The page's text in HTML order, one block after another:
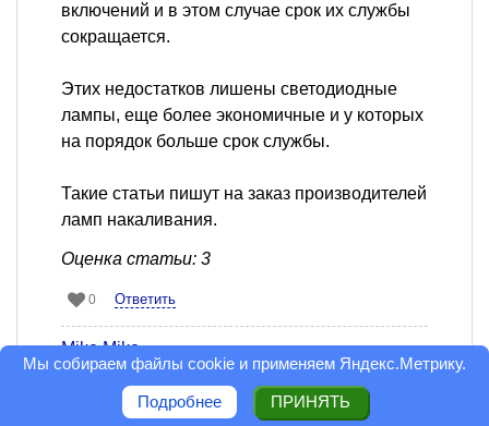
включений и в этом случае срок их службы
сокращается.
Этих недостатков лишены светодиодные
лампы, еще более экономичные и у которых
на порядок больше срок службы.
Такие статьи пишут на заказ производителей
ламп накаливания.
Оценка статьи: 3
0 Ответить
Mike Mike
Читатель
8 октября 2011 в 00:20
Сообщить модератору
которые не выдерживают конкуренции
Мы собираем файлы cookie и применяем Яндекс.Метрику.
Подробнее ПРИНЯТЬ